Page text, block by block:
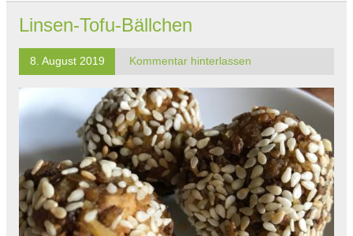
Linsen-Tofu-Bällchen
8. August 2019 Kommentar hinterlassen